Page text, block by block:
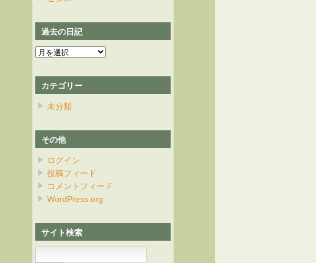
過去の日記
過
の
日
記
カテゴリー
未分類
その他
ログイン
投稿フィード
コメントフィード
WordPress.org
サイト検索